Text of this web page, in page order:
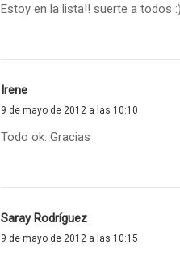
Estoy en la lista!! suerte a todos :)
Irene
9 de mayo de 2012 a las 10:10
Todo ok. Gracias
Saray Rodríguez
9 de mayo de 2012 a las 10:15